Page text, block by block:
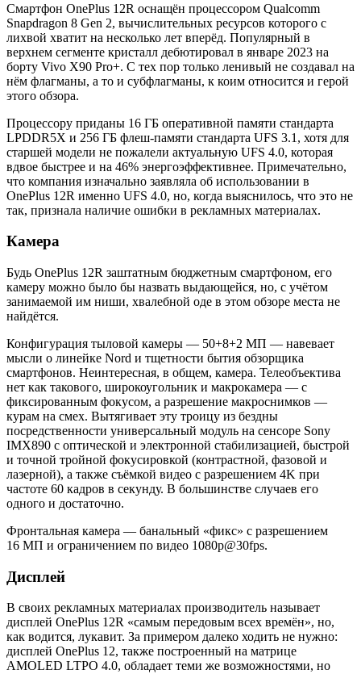
Смартфон OnePlus 12R оснащён процессором Qualcomm
Snapdragon 8 Gen 2, вычислительных ресурсов которого с
лихвой хватит на несколько лет вперёд. Популярный в
верхнем сегменте кристалл дебютировал в январе 2023 на
борту Vivo X90 Pro+. С тех пор только ленивый не создавал на
нём флагманы, а то и субфлагманы, к коим относится и герой
этого обзора.
Процессору приданы 16 ГБ оперативной памяти стандарта
LPDDR5X и 256 ГБ флеш-памяти стандарта UFS 3.1, хотя для
старшей модели не пожалели актуальную UFS 4.0, которая
вдвое быстрее и на 46% энергоэффективнее. Примечательно,
что компания изначально заявляла об использовании в
OnePlus 12R именно UFS 4.0, но, когда выяснилось, что это не
так, признала наличие ошибки в рекламных материалах.
Камера
Будь OnePlus 12R заштатным бюджетным смартфоном, его
камеру можно было бы назвать выдающейся, но, с учётом
занимаемой им ниши, хвалебной оде в этом обзоре места не
найдётся.
Конфигурация тыловой камеры — 50+8+2 МП — навевает
мысли о линейке Nord и тщетности бытия обзорщика
смартфонов. Неинтересная, в общем, камера. Телеобъектива
нет как такового, широкоугольник и макрокамера — с
фиксированным фокусом, а разрешение макроснимков —
курам на смех. Вытягивает эту троицу из бездны
посредственности универсальный модуль на сенсоре Sony
IMX890 с оптической и электронной стабилизацией, быстрой
и точной тройной фокусировкой (контрастной, фазовой и
лазерной), а также съёмкой видео с разрешением 4K при
частоте 60 кадров в секунду. В большинстве случаев его
одного и достаточно.
Фронтальная камера — банальный «фикс» с разрешением
16 МП и ограничением по видео 1080p@30fps.
Дисплей
В своих рекламных материалах производитель называет
дисплей OnePlus 12R «самым передовым всех времён», но,
как водится, лукавит. За примером далеко ходить не нужно:
дисплей OnePlus 12, также построенный на матрице
AMOLED LTPO 4.0, обладает теми же возможностями, но